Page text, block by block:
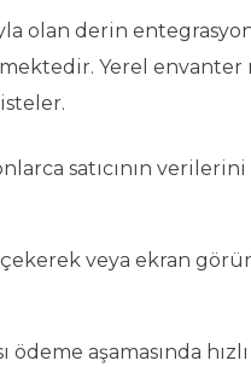
olan derin
Yerel envanter
satıcının
veya ekran
aşamasında